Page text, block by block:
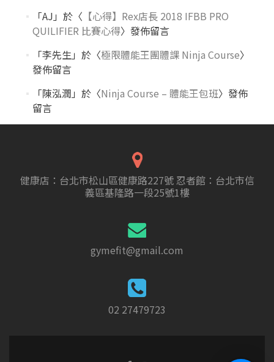
「AJ 」於〈 【心得】Rex店長 2018 IFBB PRO
QUILIFIER 比賽心得〉發佈留言
「李先生 」於〈極限體能王團體課 Ninja Course〉
發佈留言
「陳泓潤 」於〈Ninja Course – 體能王包班〉發佈
留言
健康店：台北市松山區健康路227號 忍者館：台北市信
義區基隆路一段25號1樓
gymefit@gmail.com
02 27479723